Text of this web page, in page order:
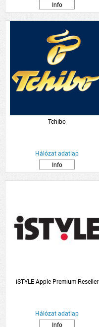
Info
Tchibo
Hálózat adatlap
Info
iSTYLE Apple Premium Reseller
Hálózat adatlap
Info